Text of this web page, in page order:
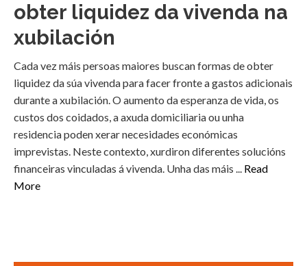
obter liquidez da vivenda na
xubilación
Cada vez máis persoas maiores buscan formas de obter
liquidez da súa vivenda para facer fronte a gastos adicionais
durante a xubilación. O aumento da esperanza de vida, os
custos dos coidados, a axuda domiciliaria ou unha
residencia poden xerar necesidades económicas
imprevistas. Neste contexto, xurdiron diferentes solucións
financeiras vinculadas á vivenda. Unha das máis ... Read
More